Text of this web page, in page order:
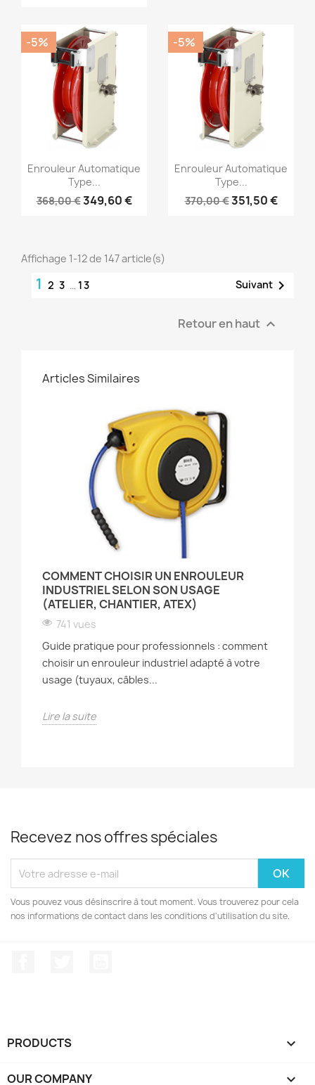
Aperçu rapide
Enrouleur Automatique
Type...
368,00 €349,60 €
-5%
Aperçu rapide
Enrouleur Automatique
Type...
370,00 €351,50 €
-5%
Affichage 1-12 de 147 article(s)
1 2 3 … 13 Suivant 
Retour en haut 
Articles Similaires
COMMENT CHOISIR UN ENROULEUR
INDUSTRIEL SELON SON USAGE
(ATELIER, CHANTIER, ATEX)
741 vues
Guide pratique pour professionnels : comment
choisir un enrouleur industriel adapté à votre
usage (tuyaux, câbles...
Lire la suite
Recevez nos offres spéciales
Vous pouvez vous désinscrire à tout moment. Vous trouverez pour cela
nos informations de contact dans les conditions d'utilisation du site.
PRODUCTS 
OUR COMPANY 